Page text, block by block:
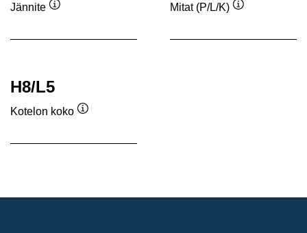
Jännite
Mitat (P/L/K)
H8/L5
Kotelon koko